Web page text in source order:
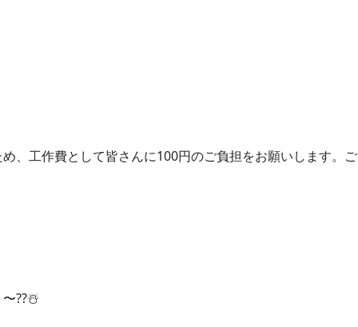
、工作費として皆さんに100円のご負担をお願いします。ご
〜??☃️